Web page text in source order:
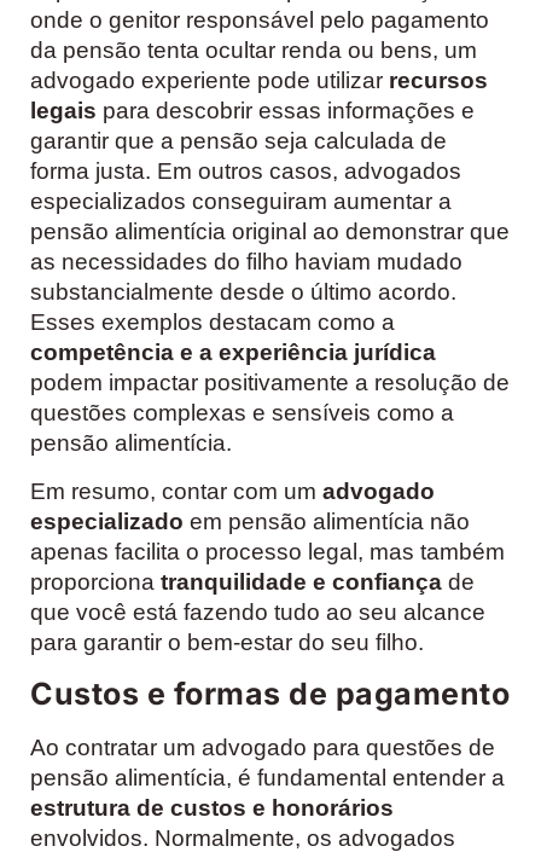
onde o genitor responsável pelo pagamento
da pensão tenta ocultar renda ou bens, um
advogado experiente pode utilizar recursos
legais para descobrir essas informações e
garantir que a pensão seja calculada de
forma justa. Em outros casos, advogados
especializados conseguiram aumentar a
pensão alimentícia original ao demonstrar que
as necessidades do filho haviam mudado
substancialmente desde o último acordo.
Esses exemplos destacam como a
competência e a experiência jurídica
podem impactar positivamente a resolução de
questões complexas e sensíveis como a
pensão alimentícia.
Em resumo, contar com um advogado
especializado em pensão alimentícia não
apenas facilita o processo legal, mas também
proporciona tranquilidade e confiança de
que você está fazendo tudo ao seu alcance
para garantir o bem-estar do seu filho.
Custos e formas de pagamento
Ao contratar um advogado para questões de
pensão alimentícia, é fundamental entender a
estrutura de custos e honorários
envolvidos. Normalmente, os advogados